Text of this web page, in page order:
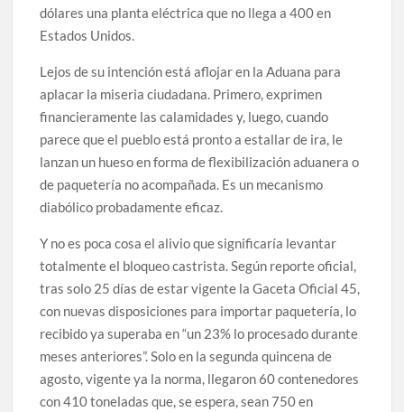
dólares una planta eléctrica que no llega a 400 en
Estados Unidos.
Lejos de su intención está aflojar en la Aduana para
aplacar la miseria ciudadana. Primero, exprimen
financieramente las calamidades y, luego, cuando
parece que el pueblo está pronto a estallar de ira, le
lanzan un hueso en forma de flexibilización aduanera o
de paquetería no acompañada. Es un mecanismo
diabólico probadamente eficaz.
Y no es poca cosa el alivio que significaría levantar
totalmente el bloqueo castrista. Según reporte oficial,
tras solo 25 días de estar vigente la Gaceta Oficial 45,
con nuevas disposiciones para importar paquetería, lo
recibido ya superaba en “un 23% lo procesado durante
meses anteriores”. Solo en la segunda quincena de
agosto, vigente ya la norma, llegaron 60 contenedores
con 410 toneladas que, se espera, sean 750 en